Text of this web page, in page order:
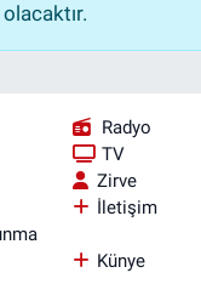
Radyo
TV
Zirve
İletişim
Künye